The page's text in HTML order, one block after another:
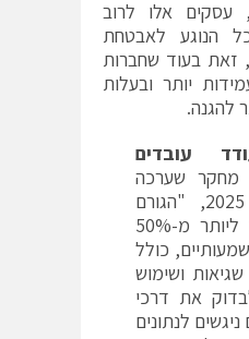
עסקים אלו לרוב
הנוגע לאבטחת
זאת בעוד שחברות
יותר ובעלות
להגנה.
עובדים
מחקר שערכה
גרטנר, עד שנת 2025, "הגורם
אנושי" יהיה אחראי ליותר מ-50%
כולל
ושימוש
את דרכי
לנתונים